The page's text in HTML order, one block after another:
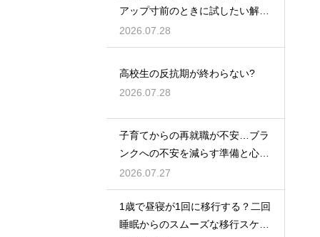
アップ寸前のときに試したい解決
策
2026.07.28
高校生の反抗期が終わらない?
2026.07.28
子育てからの再就職が不安…ブラ
ンクへの不安を減らす準備と心構
えを解説
2026.07.27
1歳で昼寝が1回に移行する？二回
睡眠からのスムーズな移行スケジ